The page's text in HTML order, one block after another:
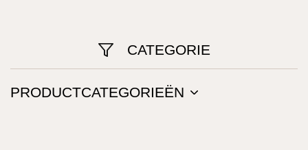
CATEGORIE
PRODUCTCATEGORIEËN